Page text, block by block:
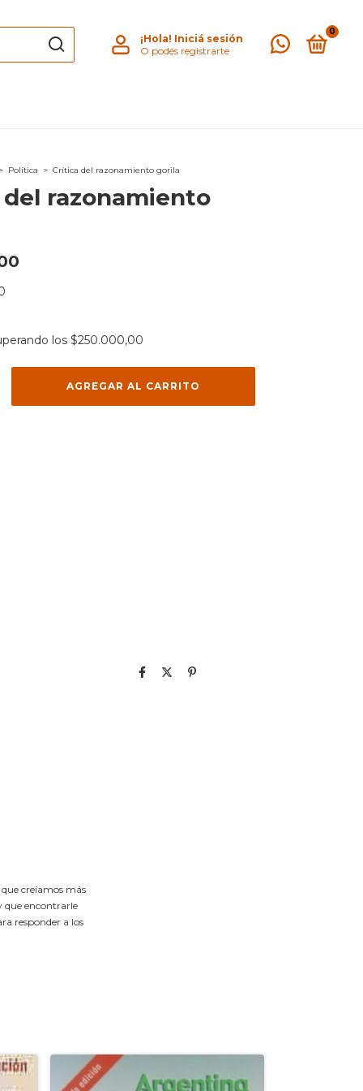
¡Hola! Iniciá sesión
O podés registrarte
0
> Política > Crítica del razonamiento gorila
razonamiento
los $250.000,00
creíamos más
que encontrarle
responder a los